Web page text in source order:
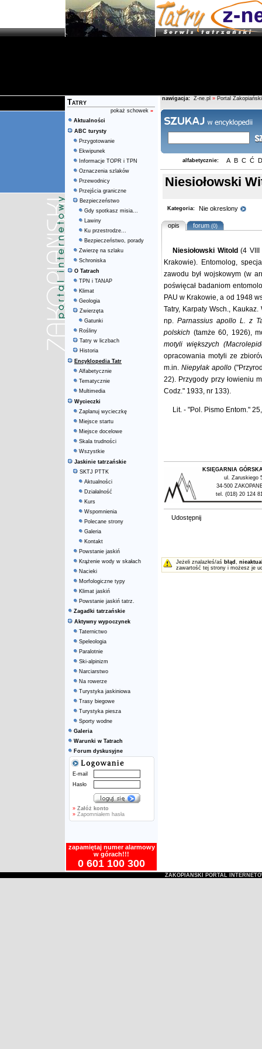
Tatry
pokaż schowek »
Aktualności
ABC turysty
Przygotowanie
Ekwipunek
Informacje TOPR i TPN
Oznaczenia szlaków
Przewodnicy
Przejścia graniczne
Bezpieczeństwo
Gdy spotkasz misia...
Lawiny
Ku przestrodze...
Bezpieczeństwo, porady
Zwierzę na szlaku
Schroniska
O Tatrach
TPN i TANAP
Klimat
Geologia
Zwierzęta
Gatunki
Rośliny
Tatry w liczbach
Historia
Encyklopedia Tatr
Alfabetycznie
Tematycznie
Multimedia
Wycieczki
Zaplanuj wycieczkę
Miejsce startu
Miejsce docelowe
Skala trudności
Wszystkie
Jaskinie tatrzańskie
SKTJ PTTK
Aktualności
Działalność
Kurs
Wspomnienia
Polecane strony
Galeria
Kontakt
Powstanie jaskiń
Krążenie wody w skałach
Nacieki
Morfologiczne typy
Klimat jaskiń
Powstanie jaskiń tatrz.
Zagadki tatrzańskie
Aktywny wypoczynek
Taternictwo
Speleologia
Paralotnie
Ski-alpinizm
Narciarstwo
Na rowerze
Turystyka jaskiniowa
Trasy biegowe
Turystyka piesza
Sporty wodne
Galeria
Warunki w Tatrach
Forum dyskusyjne
E-mail
Hasło
» Załóż konto
»Zapomniałem hasła
zapamiętaj numer alarmowy
w górach!!!
0 601 100 300
nawigacja: Z-ne.pl » Portal Zakopiański
alfabetycznie: A B C Ć D
Niesiołowski
Kategoria: Nie okreslony
opis forum(0)
Niesiołowski Witold (4 VIII
Krakowie). Entomolog,
zawodu był wojskowym (w
poświęcał badaniom
PAU w Krakowie, a od 1948
Tatry, Karpaty Wsch.,
np. Parnassius apollo L. z
polskich (tamże 60, 1926),
motyli większych
opracowania motyli ze
m.in.Niepylak apollo
22). Przygody przy łowieniu
Codz." 1933, nr 133).
Lit. - "Pol. Pismo Entom."
KSIĘGARNIA
ul. Zaruskiego
34-500
tel. (018) 20 124
Udostępnij
Jeżeli znalazłeś/aś błąd ,
zawartość tej strony i możesz je
ZAKOPIAŃSKI PORTAL